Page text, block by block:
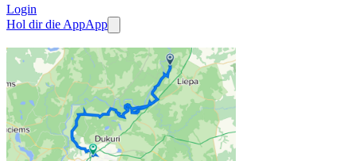
Login
Hol dir die AppApp